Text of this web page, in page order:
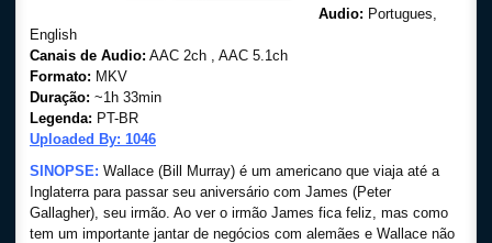
Audio: Portugues,
English
Canais de Audio: AAC 2ch , AAC 5.1ch
Formato: MKV
Duração: ~1h 33min
Legenda: PT-BR
Uploaded By: 1046
SINOPSE: Wallace (Bill Murray) é um americano que viaja até a
Inglaterra para passar seu aniversário com James (Peter
Gallagher), seu irmão. Ao ver o irmão James fica feliz, mas como
tem um importante jantar de negócios com alemães e Wallace não